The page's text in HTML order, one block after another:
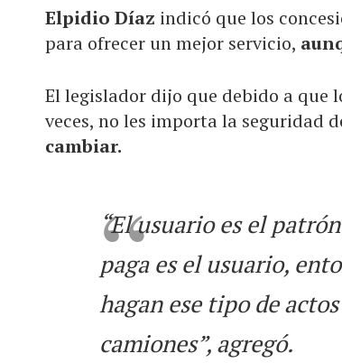
Elpidio Díaz indicó que los
para ofrecer un mejor servicio,
El legislador dijo que debido a que
veces, no les importa la seguridad
cambiar.
“El usuario es el
paga es el usuario,
hagan ese tipo de
camiones”, agregó.